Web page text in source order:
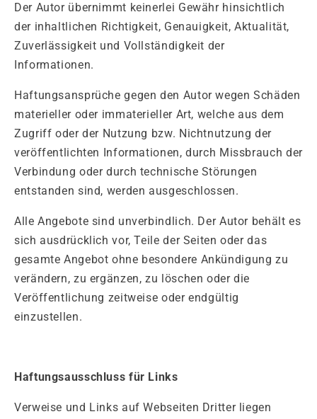
Der Autor übernimmt keinerlei Gewähr hinsichtlich
der inhaltlichen Richtigkeit, Genauigkeit, Aktualität,
Zuverlässigkeit und Vollständigkeit der
Informationen.
Haftungsansprüche gegen den Autor wegen Schäden
materieller oder immaterieller Art, welche aus dem
Zugriff oder der Nutzung bzw. Nichtnutzung der
veröffentlichten Informationen, durch Missbrauch der
Verbindung oder durch technische Störungen
entstanden sind, werden ausgeschlossen.
Alle Angebote sind unverbindlich. Der Autor behält es
sich ausdrücklich vor, Teile der Seiten oder das
gesamte Angebot ohne besondere Ankündigung zu
verändern, zu ergänzen, zu löschen oder die
Veröffentlichung zeitweise oder endgültig
einzustellen.
Haftungsausschluss für Links
Verweise und Links auf Webseiten Dritter liegen